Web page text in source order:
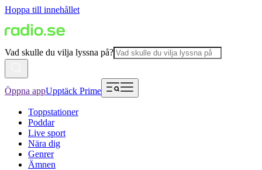
Hoppa till innehållet
Vad skulle du vilja lyssna på?
Öppna appUpptäck Prime
Toppstationer
Poddar
Live sport
Nära dig
Genrer
Ämnen